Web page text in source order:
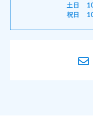
土日 10
祝日 10